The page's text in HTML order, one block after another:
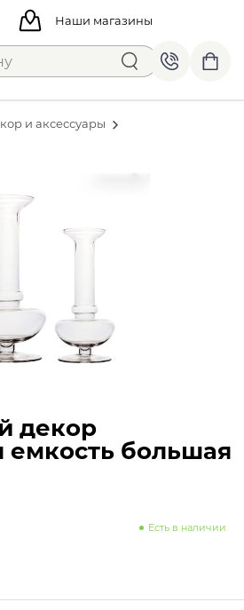
Наши магазины
и аксессуары
декор
емкость большая
Есть в наличии